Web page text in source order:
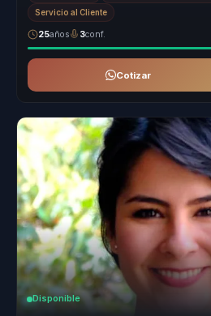
Servicio al Cliente
25años 3conf.
Cotizar
Disponible